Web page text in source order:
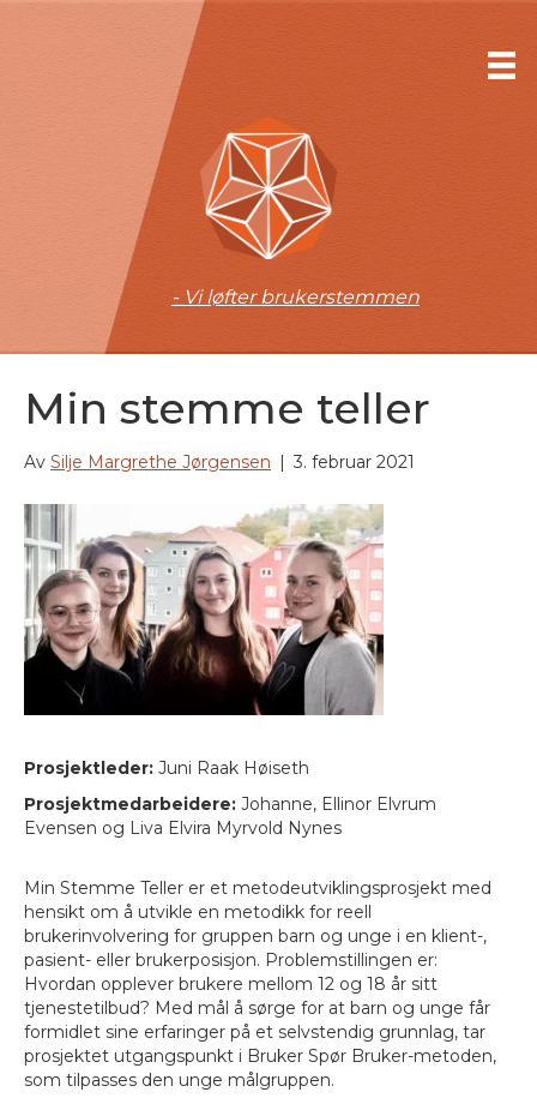
- Vi løfter brukerstemmen
Min stemme teller
Av Silje Margrethe Jørgensen | 3. februar 2021
Prosjektleder: Juni Raak Høiseth
Prosjektmedarbeidere: Johanne, Ellinor Elvrum
Evensen og Liva Elvira Myrvold Nynes
Min Stemme Teller er et metodeutviklingsprosjekt med
hensikt om å utvikle en metodikk for reell
brukerinvolvering for gruppen barn og unge i en klient-,
pasient- eller brukerposisjon. Problemstillingen er:
Hvordan opplever brukere mellom 12 og 18 år sitt
tjenestetilbud? Med mål å sørge for at barn og unge får
formidlet sine erfaringer på et selvstendig grunnlag, tar
prosjektet utgangspunkt i Bruker Spør Bruker-metoden,
som tilpasses den unge målgruppen.